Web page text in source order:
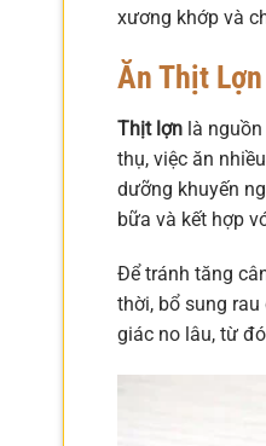
xương khớp và
Ăn Thịt Lợn
Thịt lợn là
thụ, việc ăn
dưỡng khuyến
bữa và kết hợp
Để tránh tăng
thời, bổ sung
giác no lâu, từ